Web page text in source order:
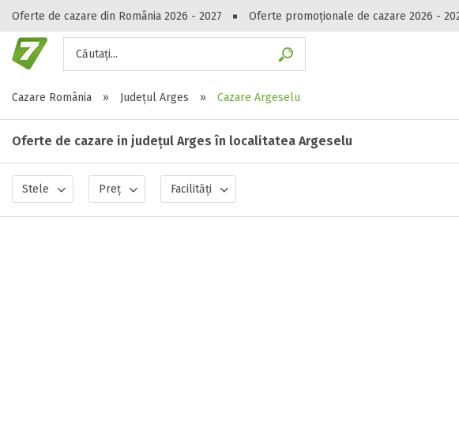
Oferte de cazare din România 2026 - 2027 Oferte promoționale de cazare 2026 -
Căutați...
Peste
Gasești hoteluri,
Cazare România
» Județul Arges » Cazare Argeselu
Oferte de cazare in județul Arges în localitatea Argeselu
Stele Preț Facilități